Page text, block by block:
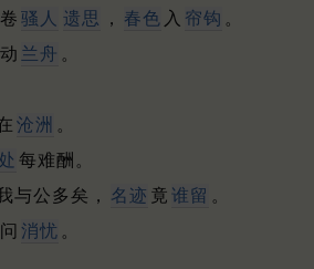
骚人 遗思 ， 春色 入 帘钩 。
动 兰舟 。
沧洲 。
每难酬。
与公多矣， 名迹 竟 谁留 。
问 消忧 。